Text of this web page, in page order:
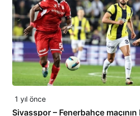
1 yıl önce
Sivasspor – Fenerbahçe maçının